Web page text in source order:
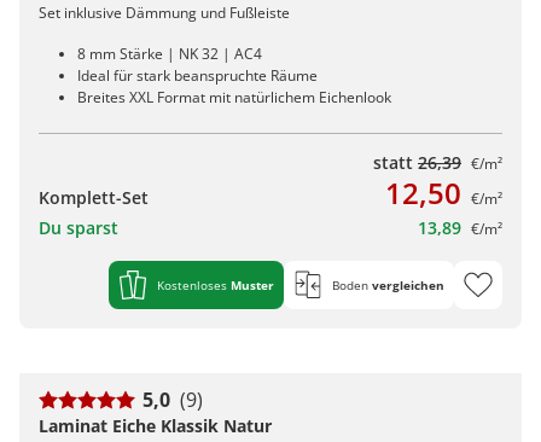
Set inklusive Dämmung und Fußleiste
8 mm Stärke | NK 32 | AC4
Ideal für stark beanspruchte Räume
Breites XXL Format mit natürlichem Eichenlook
statt 26,39 €/m²
Komplett-Set 12,50 €/m²
Du sparst 13,89 €/m²
Kostenloses Muster Boden vergleichen
5,0 (9)
Laminat Eiche Klassik Natur